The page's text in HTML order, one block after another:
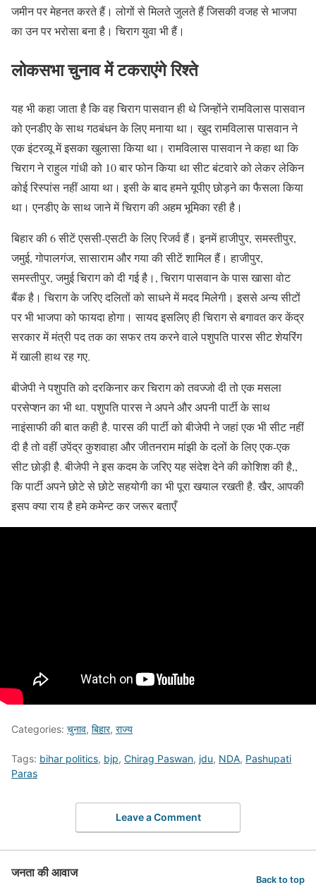
जमीन पर मेहनत करते हैं। लोगों से मिलते जुलते हैं जिसकी वजह से भाजपा
का उन पर भरोसा बना है। चिराग युवा भी हैं।
लोकसभा चुनाव में टकराएंगे रिश्ते
यह भी कहा जाता है कि वह चिराग पासवान ही थे जिन्होंने रामविलास पासवान
को एनडीए के साथ गठबंधन के लिए मनाया था। खुद रामविलास पासवान ने
एक इंटरव्यू में इसका खुलासा किया था। रामविलास पासवान ने कहा था कि
चिराग ने राहुल गांधी को 10 बार फोन किया था सीट बंटवारे को लेकर लेकिन
कोई रिस्पांस नहीं आया था। इसी के बाद हमने यूपीए छोड़ने का फैसला किया
था। एनडीए के साथ जाने में चिराग की अहम भूमिका रही है।
बिहार की 6 सीटें एससी-एसटी के लिए रिजर्व हैं। इनमें हाजीपुर, समस्तीपुर,
जमुई, गोपालगंज, सासाराम और गया की सीटें शामिल हैं। हाजीपुर,
समस्तीपुर, जमुई चिराग को दी गई है।, चिराग पासवान के पास खासा वोट
बैंक है। चिराग के जरिए दलितों को साधने में मदद मिलेगी। इससे अन्य सीटों
पर भी भाजपा को फायदा होगा। सायद इसलिए ही चिराग से बगावत कर केंद्र
सरकार में मंत्री पद तक का सफर तय करने वाले पशुपति पारस सीट शेयरिंग
में खाली हाथ रह गए.
बीजेपी ने पशुपति को दरकिनार कर चिराग को तवज्जो दी तो एक मसला
परसेप्शन का भी था. पशुपति पारस ने अपने और अपनी पार्टी के साथ
नाइंसाफी की बात कही है. पारस की पार्टी को बीजेपी ने जहां एक भी सीट नहीं
दी है तो वहीं उपेंद्र कुशवाहा और जीतनराम मांझी के दलों के लिए एक-एक
सीट छोड़ी है. बीजेपी ने इस कदम के जरिए यह संदेश देने की कोशिश की है,,
कि पार्टी अपने छोटे से छोटे सहयोगी का भी पूरा खयाल रखती है. खैर, आपकी
इसप क्या राय है हमे कमेन्ट कर जरूर बताएँ
Categories: चुनाव, बिहार, राज्य
Tags: bihar politics, bjp, Chirag Paswan, jdu, NDA, Pashupati
Paras
Leave a Comment
जनता की आवाज Back to top